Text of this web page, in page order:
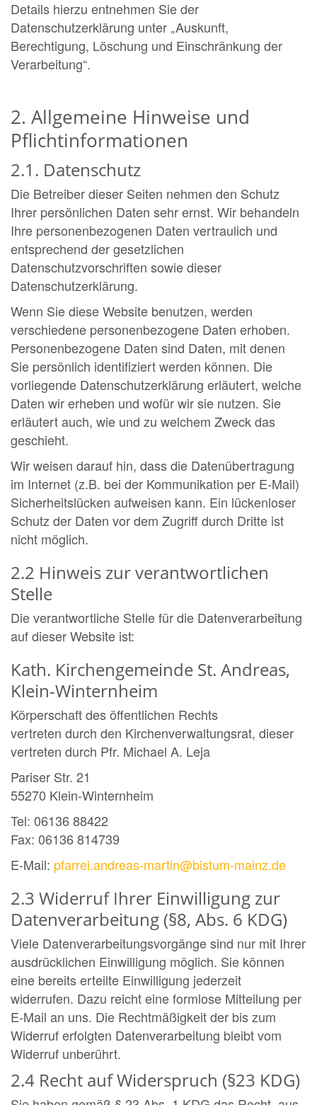
Details hierzu entnehmen Sie der
Datenschutzerklärung unter „Auskunft,
Berechtigung, Löschung und Einschränkung der
Verarbeitung“.
2. Allgemeine Hinweise und
Pflichtinformationen
2.1. Datenschutz
Die Betreiber dieser Seiten nehmen den Schutz
Ihrer persönlichen Daten sehr ernst. Wir behandeln
Ihre personenbezogenen Daten vertraulich und
entsprechend der gesetzlichen
Datenschutzvorschriften sowie dieser
Datenschutzerklärung.
Wenn Sie diese Website benutzen, werden
verschiedene personenbezogene Daten erhoben.
Personenbezogene Daten sind Daten, mit denen
Sie persönlich identifiziert werden können. Die
vorliegende Datenschutzerklärung erläutert, welche
Daten wir erheben und wofür wir sie nutzen. Sie
erläutert auch, wie und zu welchem Zweck das
geschieht.
Wir weisen darauf hin, dass die Datenübertragung
im Internet (z.B. bei der Kommunikation per E-Mail)
Sicherheitslücken aufweisen kann. Ein lückenloser
Schutz der Daten vor dem Zugriff durch Dritte ist
nicht möglich.
2.2 Hinweis zur verantwortlichen
Stelle
Die verantwortliche Stelle für die Datenverarbeitung
auf dieser Website ist:
Kath. Kirchengemeinde St. Andreas,
Klein-Winternheim
Körperschaft des öffentlichen Rechts
vertreten durch den Kirchenverwaltungsrat, dieser
vertreten durch Pfr. Michael A. Leja
Pariser Str. 21
55270 Klein-Winternheim
Tel: 06136 88422
Fax: 06136 814739
E-Mail: pfarrei.andreas-martin@bistum-mainz.de
2.3 Widerruf Ihrer Einwilligung zur
Datenverarbeitung (§8, Abs. 6 KDG)
Viele Datenverarbeitungsvorgänge sind nur mit Ihrer
ausdrücklichen Einwilligung möglich. Sie können
eine bereits erteilte Einwilligung jederzeit
widerrufen. Dazu reicht eine formlose Mitteilung per
E-Mail an uns. Die Rechtmäßigkeit der bis zum
Widerruf erfolgten Datenverarbeitung bleibt vom
Widerruf unberührt.
2.4 Recht auf Widerspruch (§23 KDG)